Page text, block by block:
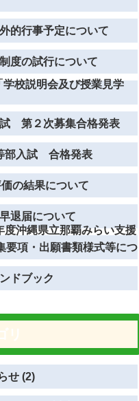
的行事予定について
度の試行について
校説明会及び授業見学
第２次募集合格発表
部入試 合格発表
の結果について
退届について
沖縄県立那覇みらい支援
要項・出願書類様式等につ
ドブック
せ (2)